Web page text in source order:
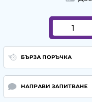
БЪРЗА ПОРЪЧКА
НАПРАВИ ЗАПИТВАНЕ